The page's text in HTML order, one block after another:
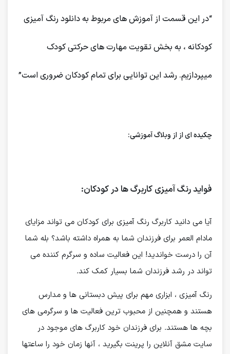
“در این قسمت از آموزش های مربوط به دانلود رنگ آمیزی
کودکانه ، به بخش تقویت مهارت های حرکتی کودک
میپردازیم. رشد این توانایی برای تمام کودکان ضروری است”
چکیده ای از از وبلاگ آموزشی:
فواید رنگ آمیزی کاربرگ ها در کودکان:
آیا می دانید کاربرگ رنگ آمیزی برای کودکان می تواند مزایای
مادام العمر برای فرزندان شما به همراه داشته باشد؟ بله شما
آن را درست خواندید! این فعالیت ساده و سرگرم کننده می
تواند در رشد فرزندان شما بسیار کمک کند.
رنگ آمیزی ، ابزاری مهم برای پیش دبستانی ها و مدارس
هستند و همچنین از محبوب ترین فعالیت ها و سرگرمی های
بچه ها هستند. برای فرزندان خود کاربرگ های موجود در
سایت مشق آنلاین را پرینت بگیرید ، آنها زمان خود را ساعتها